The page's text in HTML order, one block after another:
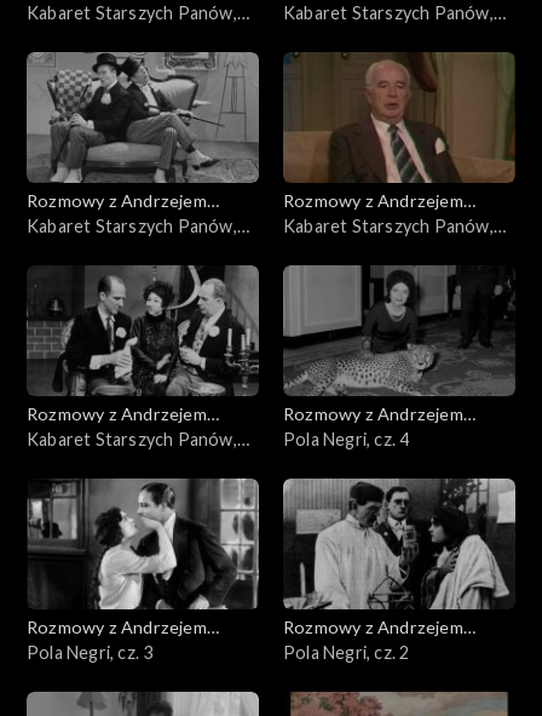
Doboszem
Kabaret Starszych Panów,
Doboszem
Kabaret Starszych Panów,
Rozmowy z Andrzejem
Doboszem
Kabaret Starszych Panów,
Rozmowy z Andrzejem
Doboszem
Kabaret Starszych Panów,
Rozmowy z Andrzejem
Doboszem
Kabaret Starszych Panów,
Rozmowy z Andrzejem
Doboszem
Pola Negri, cz. 4
Rozmowy z Andrzejem
Doboszem
Pola Negri, cz. 3
Rozmowy z Andrzejem
Doboszem
Pola Negri, cz. 2